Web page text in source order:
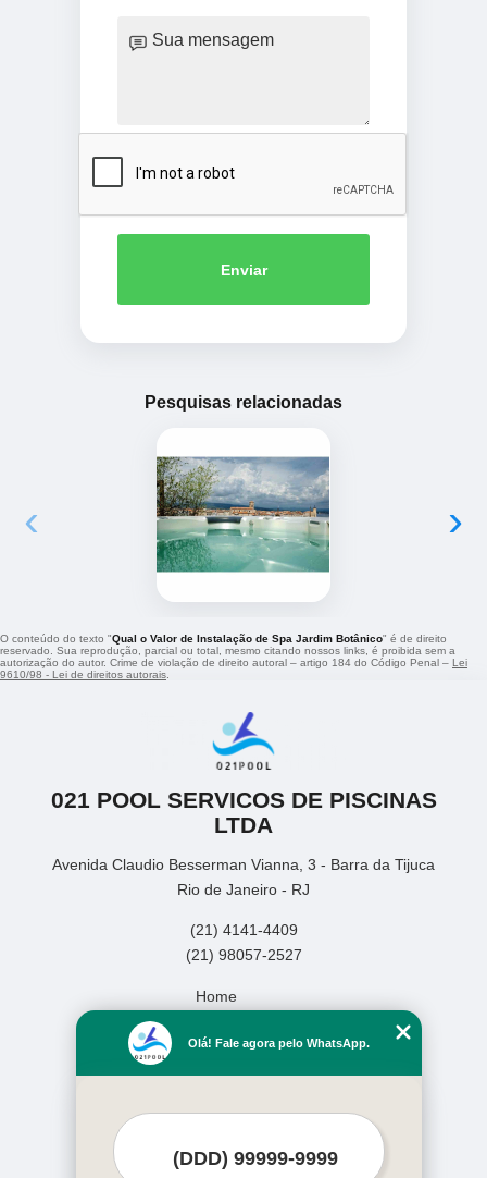
Enviar
Pesquisas relacionadas
‹ ›
O conteúdo do texto "Qual o Valor de Instalação de Spa Jardim Botânico" é de direito
reservado. Sua reprodução, parcial ou total, mesmo citando nossos links, é proibida sem a
autorização do autor. Crime de violação de direito autoral – artigo 184 do Código Penal – Lei
9610/98 - Lei de direitos autorais
021 POOL SERVICOS DE PISCINAS
LTDA
Avenida Claudio Besserman Vianna, 3 - Barra da Tijuca
Rio de Janeiro - RJ
(21) 4141-4409
(21) 98057-2527
Home
Missão
Serviços
Mais Serviços
Olá! Fale agora pelo WhatsApp.